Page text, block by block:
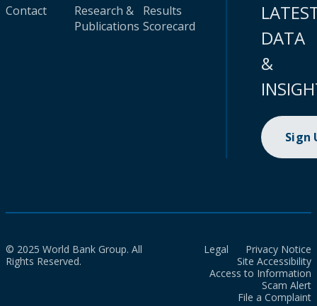
Contact
Research &
Publications
Results
Scorecard
DATA
&
Sign
© 2025 World Bank Group. All
Rights Reserved.
Legal
Privacy Notice
Site Accessibility
Access to Information
Scam Alert
File a Complaint